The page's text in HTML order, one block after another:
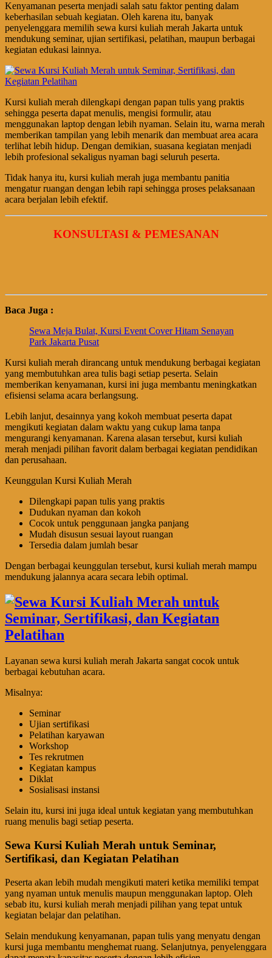
Kenyamanan peserta menjadi salah satu faktor penting dalam
keberhasilan sebuah kegiatan. Oleh karena itu, banyak
penyelenggara memilih sewa kursi kuliah merah Jakarta untuk
mendukung seminar, ujian sertifikasi, pelatihan, maupun berbagai
kegiatan edukasi lainnya.
Kursi kuliah merah dilengkapi dengan papan tulis yang praktis
sehingga peserta dapat menulis, mengisi formulir, atau
menggunakan laptop dengan lebih nyaman. Selain itu, warna merah
memberikan tampilan yang lebih menarik dan membuat area acara
terlihat lebih hidup. Dengan demikian, suasana kegiatan menjadi
lebih profesional sekaligus nyaman bagi seluruh peserta.
Tidak hanya itu, kursi kuliah merah juga membantu panitia
mengatur ruangan dengan lebih rapi sehingga proses pelaksanaan
acara berjalan lebih efektif.
KONSULTASI & PEMESANAN
Baca Juga :
Sewa Meja Bulat, Kursi Event Cover Hitam Senayan
Park Jakarta Pusat
Kursi kuliah merah dirancang untuk mendukung berbagai kegiatan
yang membutuhkan area tulis bagi setiap peserta. Selain
memberikan kenyamanan, kursi ini juga membantu meningkatkan
efisiensi selama acara berlangsung.
Lebih lanjut, desainnya yang kokoh membuat peserta dapat
mengikuti kegiatan dalam waktu yang cukup lama tanpa
mengurangi kenyamanan. Karena alasan tersebut, kursi kuliah
merah menjadi pilihan favorit dalam berbagai kegiatan pendidikan
dan perusahaan.
Keunggulan Kursi Kuliah Merah
Dilengkapi papan tulis yang praktis
Dudukan nyaman dan kokoh
Cocok untuk penggunaan jangka panjang
Mudah disusun sesuai layout ruangan
Tersedia dalam jumlah besar
Dengan berbagai keunggulan tersebut, kursi kuliah merah mampu
mendukung jalannya acara secara lebih optimal.
Layanan sewa kursi kuliah merah Jakarta sangat cocok untuk
berbagai kebutuhan acara.
Misalnya:
Seminar
Ujian sertifikasi
Pelatihan karyawan
Workshop
Tes rekrutmen
Kegiatan kampus
Diklat
Sosialisasi instansi
Selain itu, kursi ini juga ideal untuk kegiatan yang membutuhkan
ruang menulis bagi setiap peserta.
Sewa Kursi Kuliah Merah untuk Seminar,
Sertifikasi, dan Kegiatan Pelatihan
Peserta akan lebih mudah mengikuti materi ketika memiliki tempat
yang nyaman untuk menulis maupun menggunakan laptop. Oleh
sebab itu, kursi kuliah merah menjadi pilihan yang tepat untuk
kegiatan belajar dan pelatihan.
Selain mendukung kenyamanan, papan tulis yang menyatu dengan
kursi juga membantu menghemat ruang. Selanjutnya, penyelenggara